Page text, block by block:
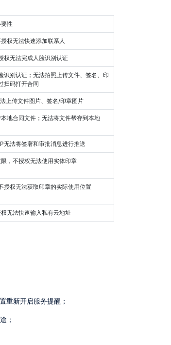
必要性
授权无法快速添加联系人
权无法完成人脸识别认证
扫码打开合同
法上传文件图片、签名/印章图片
本地合同文件；无法将文件帮存到本地
无法将签署和审批消息进行推送
限，不授权无法使用实体印章
授权无法获取印章的实际使用位置
权无法快速输入私有云地址
重新开启服务提醒；
；